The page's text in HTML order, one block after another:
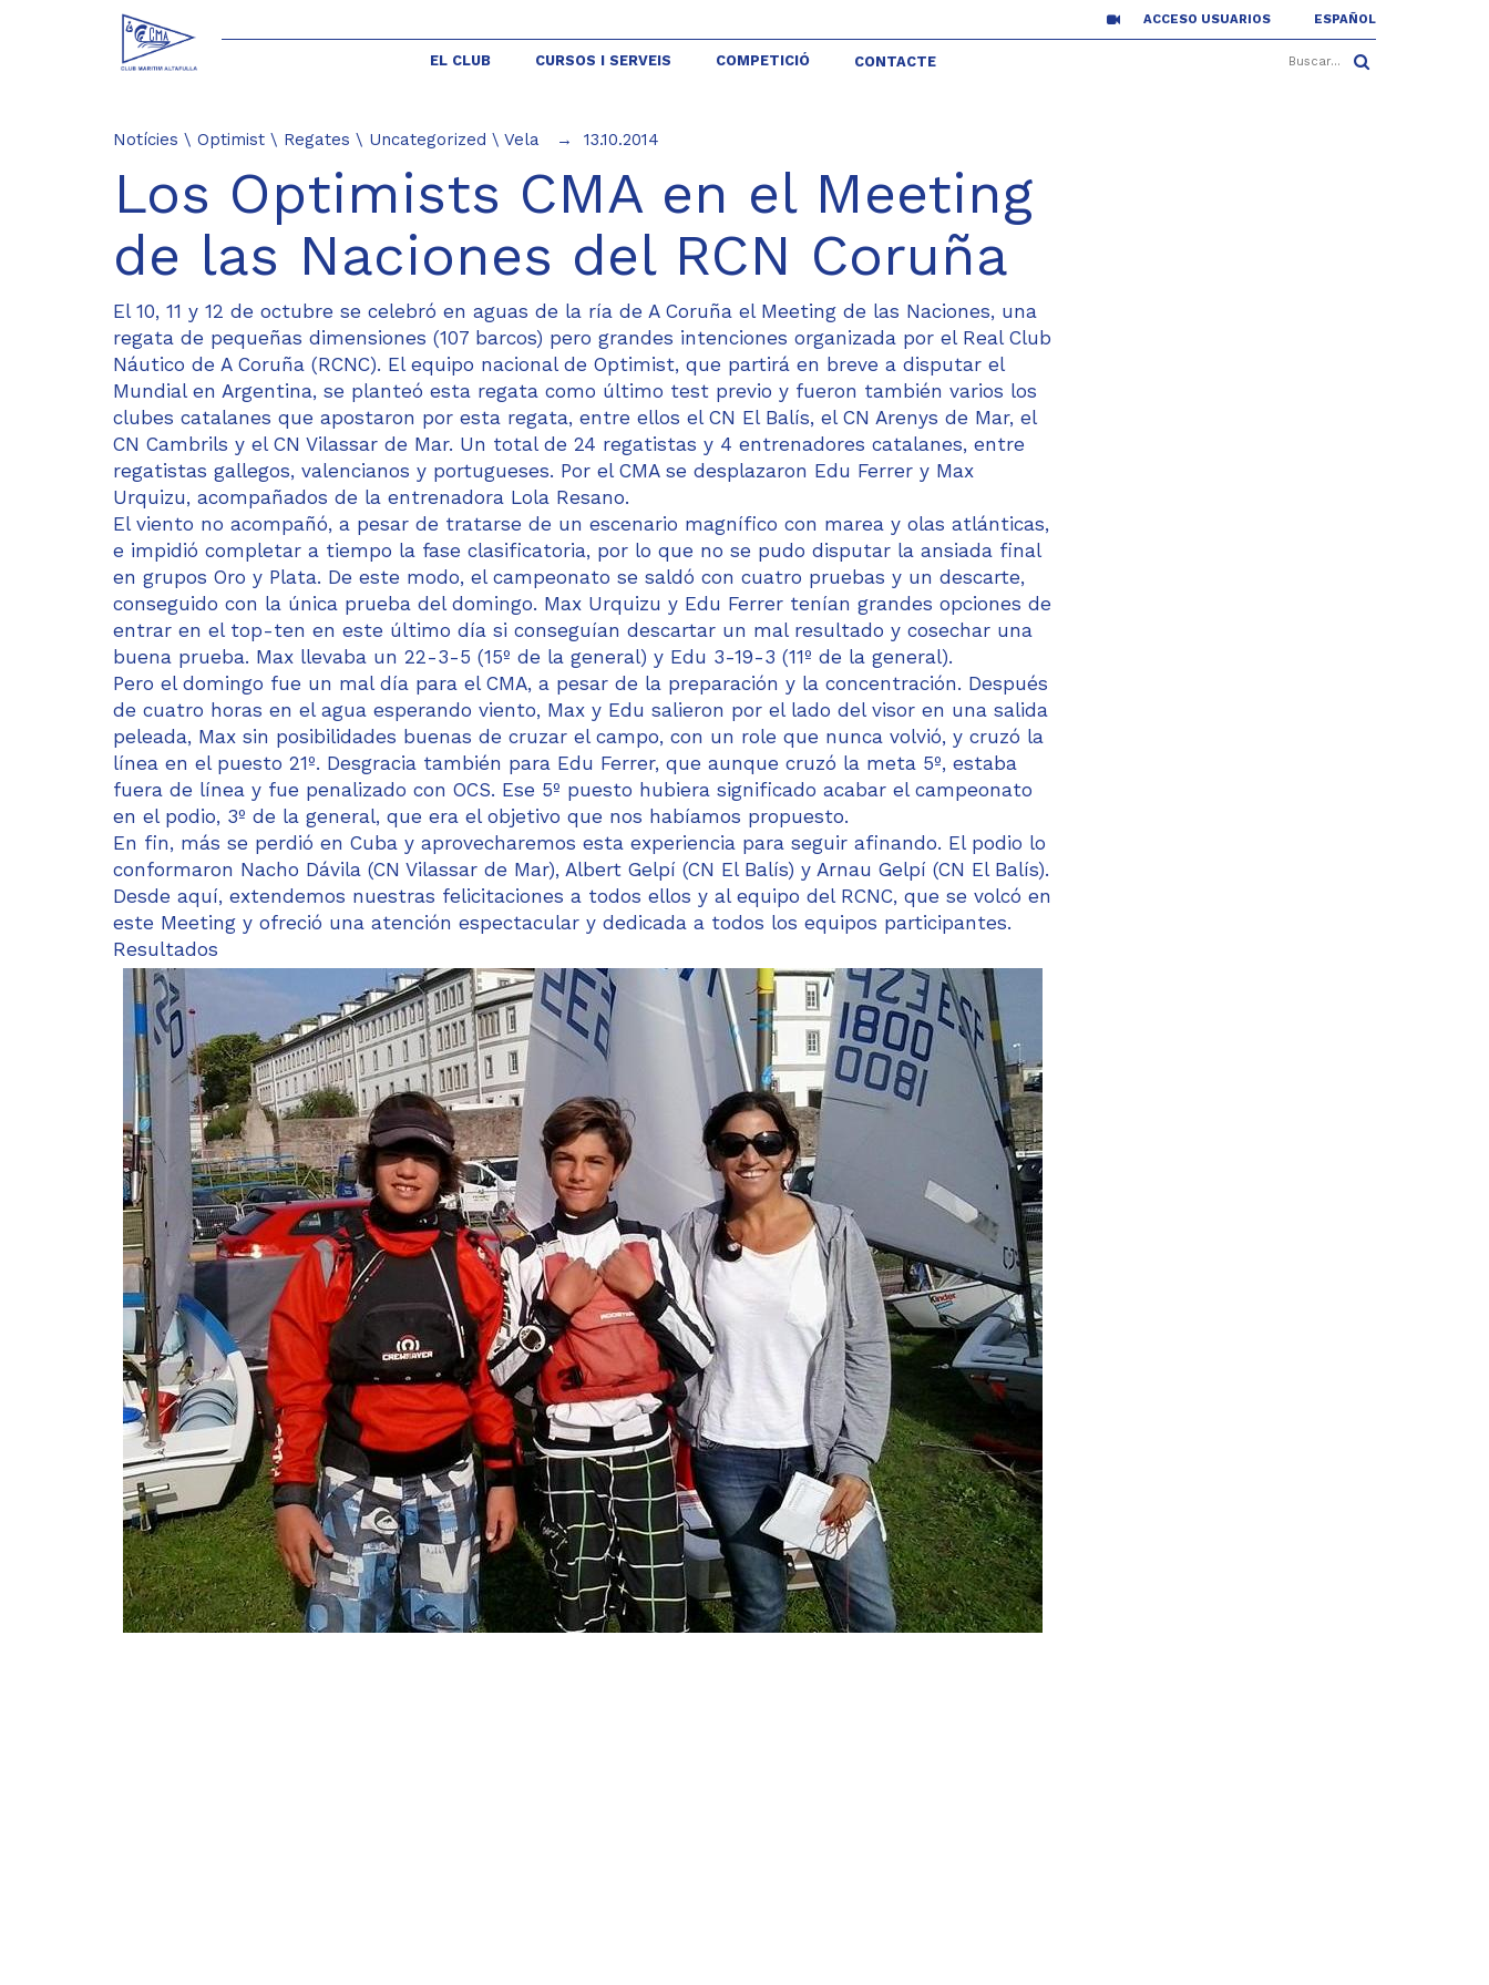
ACCESO USUARIOS ESPAÑOL
EL CLUB CURSOS I SERVEIS COMPETICIÓ CONTACTE
Notícies \ Optimist \ Regates \ Uncategorized \ Vela 13.10.2014
Los Optimists CMA en el Meeting
de las Naciones del RCN Coruña
El 10, 11 y 12 de octubre se celebró en aguas de la ría de A Coruña el Meeting de las Naciones, una
regata de pequeñas dimensiones (107 barcos) pero grandes intenciones organizada por el Real Club
Náutico de A Coruña (RCNC). El equipo nacional de Optimist, que partirá en breve a disputar el
Mundial en Argentina, se planteó esta regata como último test previo y fueron también varios los
clubes catalanes que apostaron por esta regata, entre ellos el CN El Balís, el CN Arenys de Mar, el
CN Cambrils y el CN Vilassar de Mar. Un total de 24 regatistas y 4 entrenadores catalanes, entre
regatistas gallegos, valencianos y portugueses. Por el CMA se desplazaron Edu Ferrer y Max
Urquizu, acompañados de la entrenadora Lola Resano.
El viento no acompañó, a pesar de tratarse de un escenario magnífico con marea y olas atlánticas,
e impidió completar a tiempo la fase clasificatoria, por lo que no se pudo disputar la ansiada final
en grupos Oro y Plata. De este modo, el campeonato se saldó con cuatro pruebas y un descarte,
conseguido con la única prueba del domingo. Max Urquizu y Edu Ferrer tenían grandes opciones de
entrar en el top-ten en este último día si conseguían descartar un mal resultado y cosechar una
buena prueba. Max llevaba un 22-3-5 (15º de la general) y Edu 3-19-3 (11º de la general).
Pero el domingo fue un mal día para el CMA, a pesar de la preparación y la concentración. Después
de cuatro horas en el agua esperando viento, Max y Edu salieron por el lado del visor en una salida
peleada, Max sin posibilidades buenas de cruzar el campo, con un role que nunca volvió, y cruzó la
línea en el puesto 21º. Desgracia también para Edu Ferrer, que aunque cruzó la meta 5º, estaba
fuera de línea y fue penalizado con OCS. Ese 5º puesto hubiera significado acabar el campeonato
en el podio, 3º de la general, que era el objetivo que nos habíamos propuesto.
En fin, más se perdió en Cuba y aprovecharemos esta experiencia para seguir afinando. El podio lo
conformaron Nacho Dávila (CN Vilassar de Mar), Albert Gelpí (CN El Balís) y Arnau Gelpí (CN El Balís).
Desde aquí, extendemos nuestras felicitaciones a todos ellos y al equipo del RCNC, que se volcó en
este Meeting y ofreció una atención espectacular y dedicada a todos los equipos participantes.
Resultados